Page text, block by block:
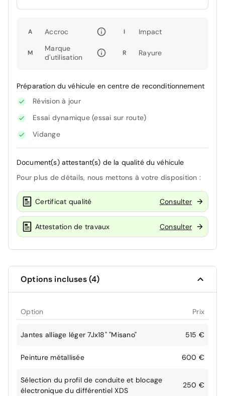
A Accroc I Impact
M
Marque
d'utilisation
R Rayure
Préparation du véhicule en centre de reconditionnement
Révision à jour
Essai dynamique (essai sur route)
Vidange
Document(s) attestant(s) de la qualité du véhicule
Pour plus de détails, nous mettons à votre disposition :
Certificat qualité Consulter
Attestation de travaux Consulter
Options incluses (4)
Option Prix
Jantes alliage léger 7Jx18" "Misano" 515 €
Peinture métallisée 600 €
Sélection du profil de conduite et blocage
électronique du différentiel XDS
250 €